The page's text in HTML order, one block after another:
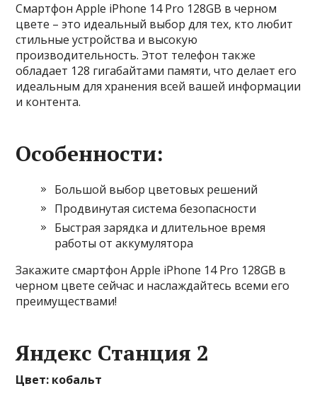
Смартфон Apple iPhone 14 Pro 128GB в черном
цвете – это идеальный выбор для тех, кто любит
стильные устройства и высокую
производительность. Этот телефон также
обладает 128 гигабайтами памяти, что делает его
идеальным для хранения всей вашей информации
и контента.
Особенности:
Большой выбор цветовых решений
Продвинутая система безопасности
Быстрая зарядка и длительное время
работы от аккумулятора
Закажите смартфон Apple iPhone 14 Pro 128GB в
черном цвете сейчас и наслаждайтесь всеми его
преимуществами!
Яндекс Станция 2
Цвет: кобальт